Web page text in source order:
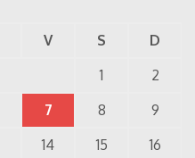
V S
D
1
2
7 8
9
14 15
16